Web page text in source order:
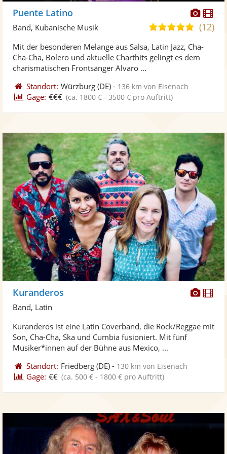
Fotos
Puente Latino
4,9
5
(12)
Band, Kubanische Musik
Mit der besonderen Melange aus Salsa, Latin Jazz, Cha-
Cha-Cha, Bolero und aktuelle Charthits gelingt es dem
charismatischen Frontsänger Alvaro ...
Standort: Würzburg (DE) - 136 km von Eisenach
Gage: €€€ (ca. 1800 € - 3500 € pro Auftritt)
Fotos
Kuranderos
Band, Latin
Kuranderos ist eine Latin Coverband, die Rock/Reggae mit
Son, Cha-Cha, Ska und Cumbia fusioniert. Mit fünf
Musiker*innen auf der Bühne aus Mexico, ...
Standort: Friedberg (DE) - 130 km von Eisenach
Gage: €€ (ca. 500 € - 1800 € pro Auftritt)